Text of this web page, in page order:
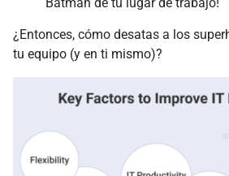
¿Entonces, cómo desatas a los
tu equipo (y en ti mismo)?